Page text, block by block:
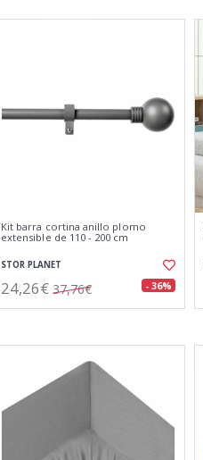
Kit barra cortina anillo plomo
extensible de 110 - 200 cm
STOR PLANET
24,26€ 37,76€ - 36%